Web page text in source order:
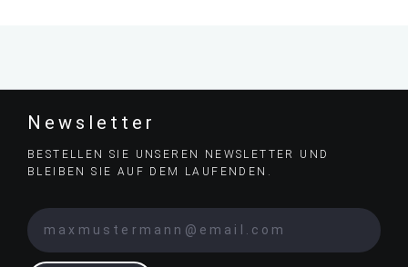
Newsletter
BESTELLEN SIE UNSEREN NEWSLETTER UND
BLEIBEN SIE AUF DEM LAUFENDEN.